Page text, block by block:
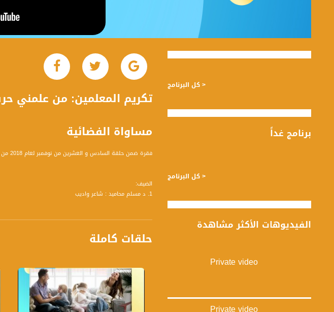
مساواة الفضائية
فقرة ضمن حلقة السادس و العشرين من نوفمبر لعام 2018 من برنامج #صباحنا_غير تناولت الحديث عن تكريم المعلمين: من علمني حرفا صرت له سيفا
الضيف:
1. د مسلم محاميد : شاعر واديب
- دور المعلم في البناء المجتمعي إلى جانب البناء العلمي
- التحول في دور المعلم اليوم
- التكريم وشعور "الحصاد" لثمار المجهود
تسجيل حلقة 26-11-2018 على قناة اليوتيوب الرسمية
حلقات كاملة
< كل البرنامج
برنامج غداً
< كل البرنامج
الفيديوهات الأكثر مشاهدة
Private video